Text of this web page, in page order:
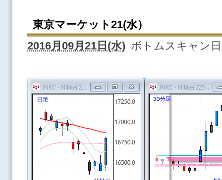
東京マーケット21(水）
2016月09月21日(水) ボトムスキャン